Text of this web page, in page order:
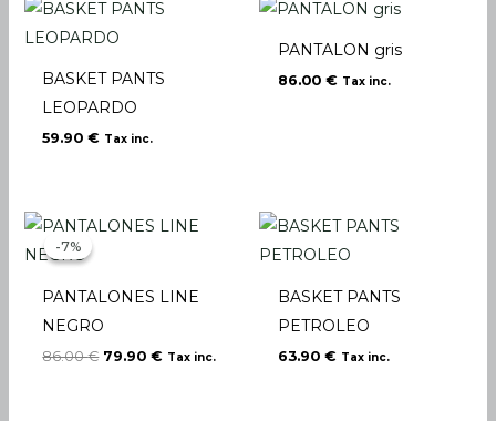
BASKET PANTS
LEOPARDO
59.90€ Tax inc.
PANTALON gris
86.00 € Tax inc.
-7%
-7%
PANTALONES LINE
NEGRO
86.00€
Le
prix
86.00 €.
79.90€
Le
prix
79.90 €.
Tax inc.
BASKET PANTS
PETROLEO
63.90 € Tax inc.